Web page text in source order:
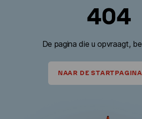
404
De pagina die u opvraagt,
NAAR DE STARTPAGINA